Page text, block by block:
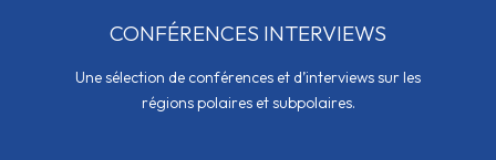
CONFÉRENCES INTERVIEWS
Une sélection de conférences et d’interviews sur les
régions polaires et subpolaires.